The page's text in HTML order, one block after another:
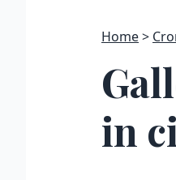
Home
in